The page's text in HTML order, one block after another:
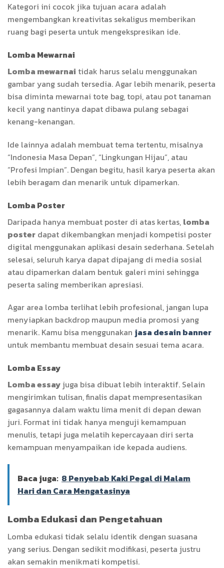
Kategori ini cocok jika tujuan acara adalah
mengembangkan kreativitas sekaligus memberikan
ruang bagi peserta untuk mengekspresikan ide.
Lomba Mewarnai
Lomba mewarnai tidak harus selalu menggunakan
gambar yang sudah tersedia. Agar lebih menarik, peserta
bisa diminta mewarnai tote bag, topi, atau pot tanaman
kecil yang nantinya dapat dibawa pulang sebagai
kenang-kenangan.
Ide lainnya adalah membuat tema tertentu, misalnya
“Indonesia Masa Depan”, “Lingkungan Hijau”, atau
“Profesi Impian”. Dengan begitu, hasil karya peserta akan
lebih beragam dan menarik untuk dipamerkan.
Lomba Poster
Daripada hanya membuat poster di atas kertas, lomba
poster dapat dikembangkan menjadi kompetisi poster
digital menggunakan aplikasi desain sederhana. Setelah
selesai, seluruh karya dapat dipajang di media sosial
atau dipamerkan dalam bentuk galeri mini sehingga
peserta saling memberikan apresiasi.
Agar area lomba terlihat lebih profesional, jangan lupa
menyiapkan backdrop maupun media promosi yang
menarik. Kamu bisa menggunakan jasa desain banner
untuk membantu membuat desain sesuai tema acara.
Lomba Essay
Lomba essay juga bisa dibuat lebih interaktif. Selain
mengirimkan tulisan, finalis dapat mempresentasikan
gagasannya dalam waktu lima menit di depan dewan
juri. Format ini tidak hanya menguji kemampuan
menulis, tetapi juga melatih kepercayaan diri serta
kemampuan menyampaikan ide kepada audiens.
Baca juga: 8 Penyebab Kaki Pegal di Malam
Hari dan Cara Mengatasinya
Lomba Edukasi dan Pengetahuan
Lomba edukasi tidak selalu identik dengan suasana
yang serius. Dengan sedikit modifikasi, peserta justru
akan semakin menikmati kompetisi.